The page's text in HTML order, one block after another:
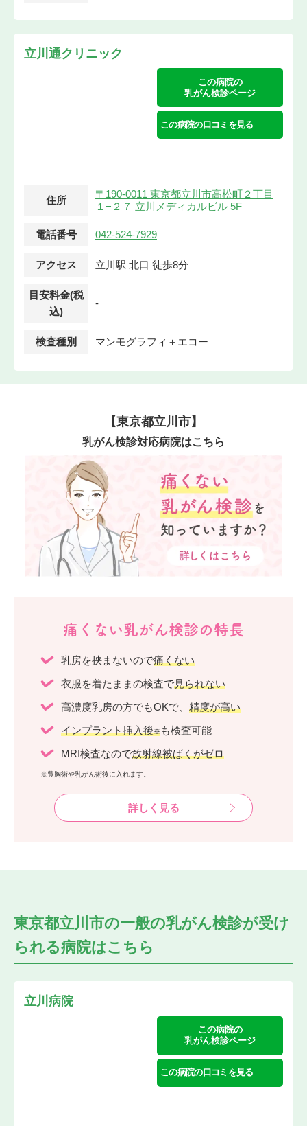
立川通クリニック
この病院の
乳がん検診ページ
この病院の口コミを見る
住所
〒190-0011 東京都立川市高松町２丁目
１−２７ 立川メディカルビル 5F
電話番号 042-524-7929
アクセス 立川駅 北口 徒歩8分
目安料金(税
込)
-
検査種別 マンモグラフィ＋エコー
【東京都立川市】
乳がん検診対応病院はこちら
痛くない乳がん検診の特長
乳房を挟まないので痛くない
衣服を着たままの検査で見られない
高濃度乳房の方でもOKで、 精度が高い
インプラント挿入後※ も検査可能
MRI検査なので放射線被ばくがゼロ
※豊胸術や乳がん術後に入れます。
詳しく見る
東京都立川市の一般の乳がん検診が受け
られる病院はこちら
立川病院
この病院の
乳がん検診ページ
この病院の口コミを見る